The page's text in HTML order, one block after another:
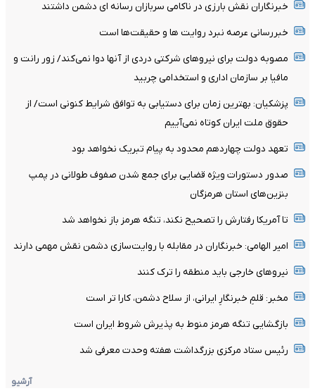
خبرنگاران نقش بارزی در ناکامی سربازان رسانه ای دشمن داشتند
خبررسانی عرصه نبرد روایت ها و حقیقت‌ها است
مصوبه دولت برای نیروهای شرکتی دردی از آنها دوا نمی‌کند/ زور رانت و
مافیا بر سازمان اداری و استخدامی چربید
پزشکیان‌: بهترین زمان برای دستیابی به توافق شرایط کنونی است/ از
حقوق ملت ایران کوتاه نمی‌آییم
تعهد دولت چهاردهم محدود به پیام تبریک نخواهد بود
صدور دستورات ویژه قضایی برای جمع شدن صفوف طولانی در پمپ
بنزین‌های استان هرمزگان
تا آمریکا رفتارش را تصحیح نکند، تنگه هرمز باز نخواهد شد
امیر الهامی: خبرنگاران در مقابله با روایت‌سازی دشمن نقش مهمی دارند
نیرو‌های خارجی باید منطقه را ترک کنند
مخبر: قلمِ خبرنگارِ ایرانی، از سلاح دشمن، کارا تر است
بازگشایی تنگه هرمز منوط به پذیرش شروط ایران است
رئیس ستاد مرکزی بزرگداشت هفته وحدت معرفی شد
آرشیو